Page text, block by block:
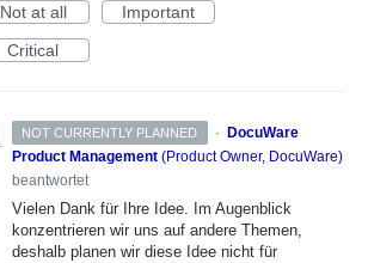
Not at all
Important
Critical
NOT CURRENTLY PLANNED ·
DocuWare
Product Management (Product Owner, DocuWare)
beantwortet
Vielen Dank für Ihre Idee. Im Augenblick
konzentrieren wir uns auf andere Themen,
deshalb planen wir diese Idee nicht für